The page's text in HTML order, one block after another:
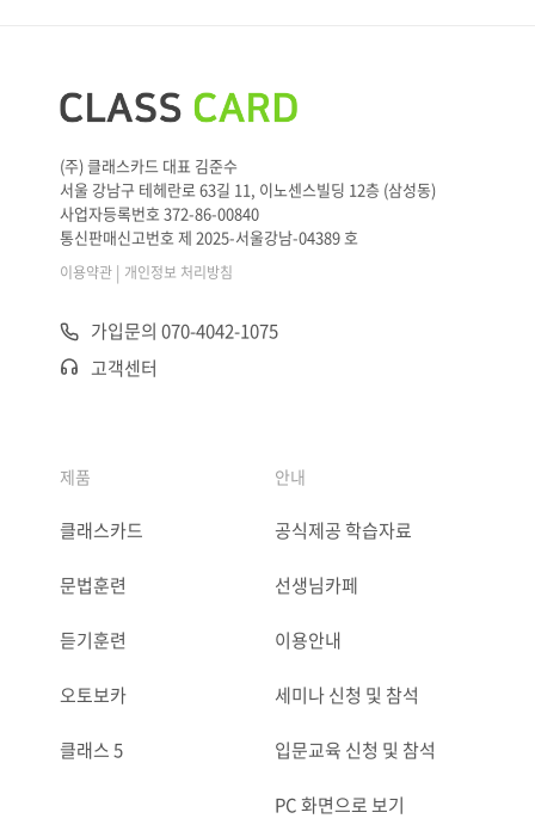
(주) 클래스카드 대표 김준수
서울 강남구 테헤란로 63길 11, 이노센스빌딩 12층 (삼성동)
사업자등록번호 372-86-00840
통신판매신고번호 제 2025-서울강남-04389 호
이용약관 | 개인정보 처리방침
가입문의 070-4042-1075
고객센터
제품
클래스카드
문법훈련
듣기훈련
오토보카
클래스 5
안내
공식제공 학습자료
선생님카페
이용안내
세미나 신청 및 참석
입문교육 신청 및 참석
PC 화면으로 보기